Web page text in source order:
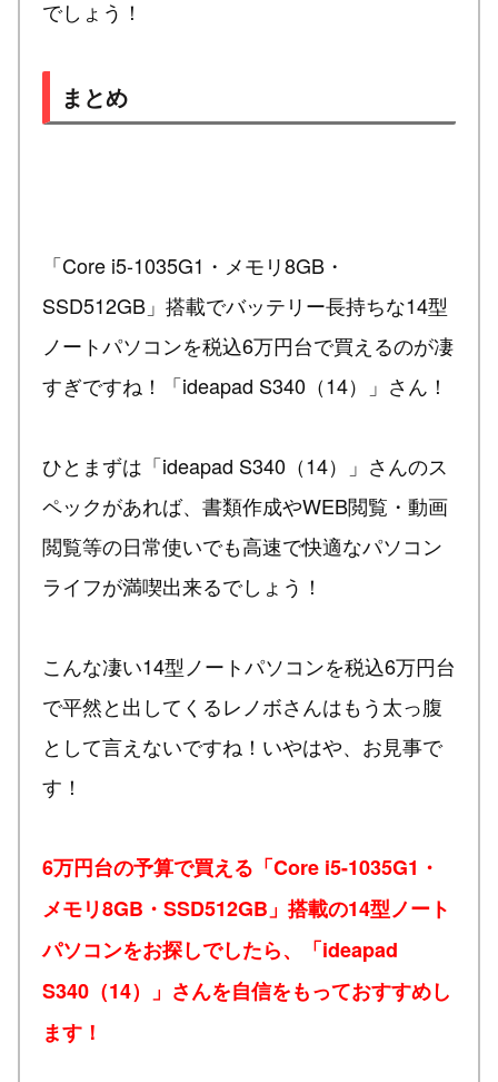
でしょう！
まとめ
「Core i5-1035G1・メモリ8GB・
SSD512GB」搭載でバッテリー長持ちな14型
ノートパソコンを税込6万円台で買えるのが凄
すぎですね！「ideapad S340（14）」さん！
ひとまずは「ideapad S340（14）」さんのス
ペックがあれば、書類作成やWEB閲覧・動画
閲覧等の日常使いでも高速で快適なパソコン
ライフが満喫出来るでしょう！
こんな凄い14型ノートパソコンを税込6万円台
で平然と出してくるレノボさんはもう太っ腹
として言えないですね！いやはや、お見事で
す！
6万円台の予算で買える「Core i5-1035G1・
メモリ8GB・SSD512GB」搭載の14型ノート
パソコンをお探しでしたら、「ideapad
S340（14）」さんを自信をもっておすすめし
ます！